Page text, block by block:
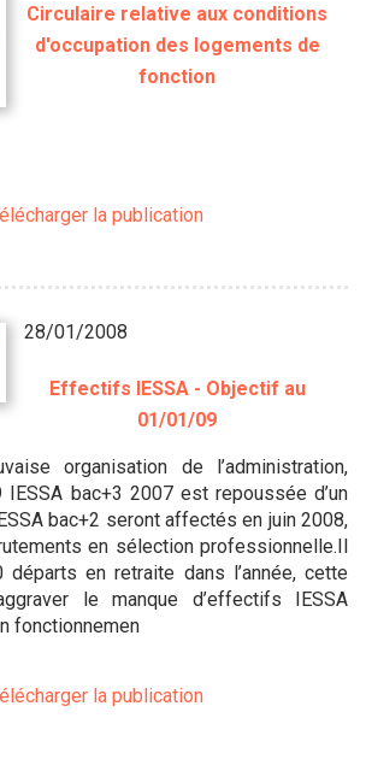
Circulaire relative aux conditions
d'occupation des logements de
fonction
la publication
28/01/2008
Effectifs IESSA - Objectif au
01/01/09
organisation de l’administration,
IESSA bac+3 2007 est repoussée d’un
bac+2 seront affectés en juin 2008,
en sélection professionnelle.Il
en retraite dans l’année, cette
le manque d’effectifs IESSA
fonctionnemen
la publication